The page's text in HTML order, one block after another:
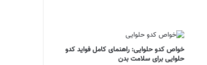
خواص کدو حلوایی: راهنمای کامل فواید کدو
حلوایی برای سلامت بدن